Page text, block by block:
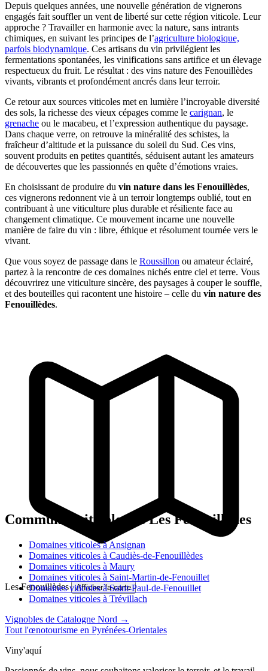
Depuis quelques années, une nouvelle génération de vignerons
engagés fait souffler un vent de liberté sur cette région viticole. Leur
approche ? Travailler en harmonie avec la nature, sans intrants
chimiques, en suivant les principes de l’agriculture biologique,
parfois biodynamique. Ces artisans du vin privilégient les
fermentations spontanées, les vinifications sans artifice et un élevage
respectueux du fruit. Le résultat : des vins nature des Fenouillèdes
vivants, vibrants et profondément ancrés dans leur terroir.
Ce retour aux sources viticoles met en lumière l’incroyable diversité
des sols, la richesse des vieux cépages comme le carignan, le
grenache ou le macabeu, et l’expression authentique du paysage.
Dans chaque verre, on retrouve la minéralité des schistes, la
fraîcheur d’altitude et la puissance du soleil du Sud. Ces vins,
souvent produits en petites quantités, séduisent autant les amateurs
de découvertes que les passionnés en quête d’émotions vraies.
En choisissant de produire du vin nature dans les Fenouillèdes,
ces vignerons redonnent vie à un terroir longtemps oublié, tout en
contribuant à une viticulture plus durable et résiliente face au
changement climatique. Ce mouvement incarne une nouvelle
manière de faire du vin : libre, éthique et résolument tournée vers le
vivant.
Que vous soyez de passage dans le Roussillon ou amateur éclairé,
partez à la rencontre de ces domaines nichés entre ciel et terre. Vous
découvrirez une viticulture sincère, des paysages à couper le souffle,
et des bouteilles qui racontent une histoire – celle du vin nature des
Fenouillèdes.
Les Fenouillèdes Afficher la carte
Communes viticoles de Les Fenouillèdes
Domaines viticoles à Ansignan
Domaines viticoles à Caudiès-de-Fenouillèdes
Domaines viticoles à Maury
Domaines viticoles à Saint-Martin-de-Fenouillet
Domaines viticoles à Saint-Paul-de-Fenouillet
Domaines viticoles à Trévillach
Vignobles de Catalogne Nord →
Tout l'œnotourisme en Pyrénées-Orientales
Viny'aquí